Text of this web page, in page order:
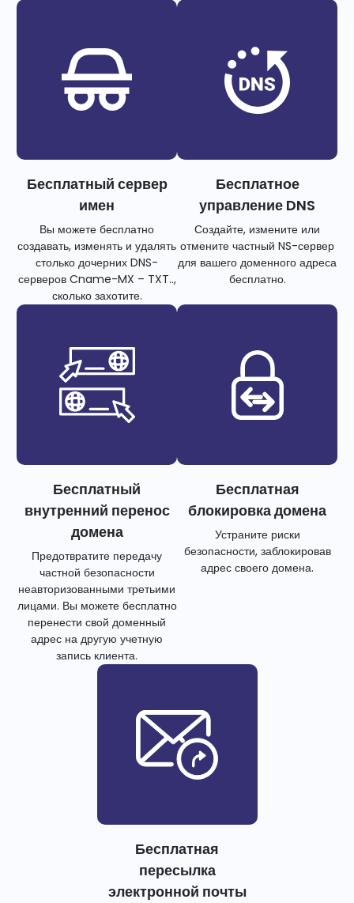
Бесплатный сервер
имен
Вы можете бесплатно
создавать, изменять и удалять
столько дочерних DNS-
серверов Cname-MX – TXT..,
сколько захотите.
Бесплатное
управление DNS
Создайте, измените или
отмените частный NS-сервер
для вашего доменного адреса
бесплатно.
Бесплатный
внутренний перенос
домена
Предотвратите передачу
частной безопасности
неавторизованными третьими
лицами. Вы можете бесплатно
перенести свой доменный
адрес на другую учетную
запись клиента.
Бесплатная
блокировка домена
Устраните риски
безопасности, заблокировав
адрес своего домена.
Бесплатная
пересылка
электронной почты